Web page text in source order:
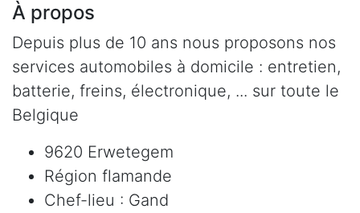
À propos
Depuis plus de 10 ans nous proposons nos
services automobiles à domicile : entretien,
batterie, freins, électronique, ... sur toute le
Belgique
9620 Erwetegem
Région flamande
Chef-lieu : Gand